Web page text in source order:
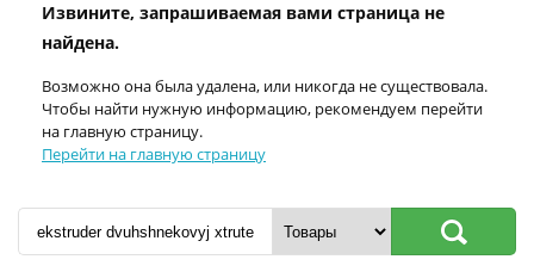
Извините, запрашиваемая вами страница не
найдена.
Возможно она была удалена, или никогда не существовала.
Чтобы найти нужную информацию, рекомендуем перейти
на главную страницу.
Перейти на главную страницу